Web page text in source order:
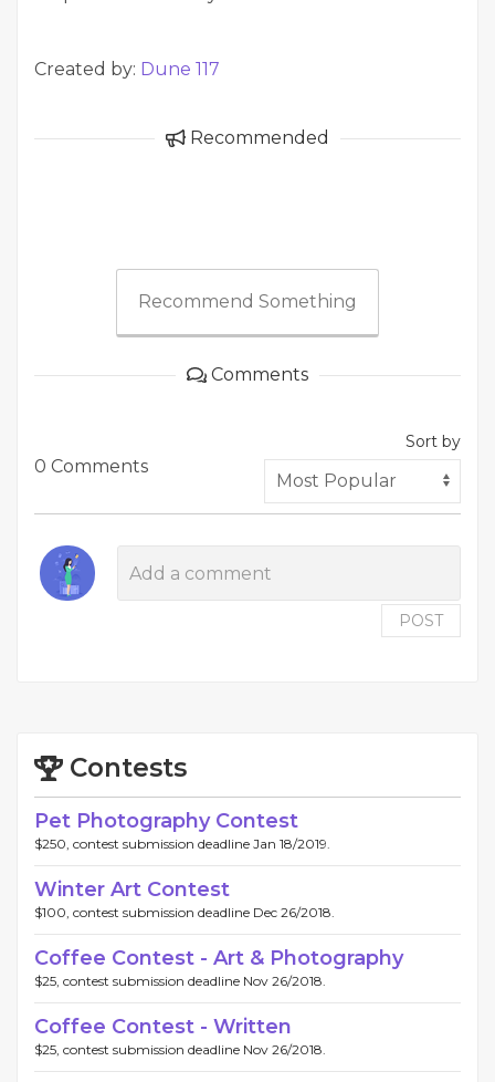
Created by: Dune 117
Recommended
Recommend Something
Comments
0 Comments
Sort by
POST
Contests
Pet Photography Contest
$250, contest submission deadline Jan 18/2019.
Winter Art Contest
$100, contest submission deadline Dec 26/2018.
Coffee Contest - Art & Photography
$25, contest submission deadline Nov 26/2018.
Coffee Contest - Written
$25, contest submission deadline Nov 26/2018.